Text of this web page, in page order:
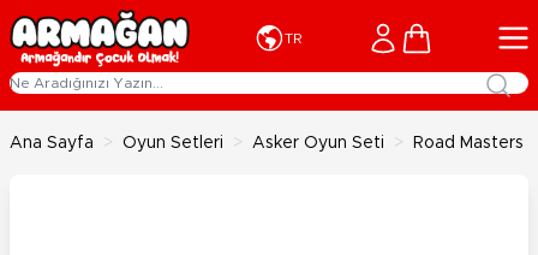
İçeriğe geç
TR Cart
Ana Sayfa > Oyun Setleri > Asker Oyun Seti > Road Masters